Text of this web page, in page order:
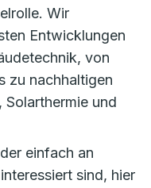
Wir
Entwicklungen
von
zu nachhaltigen
und
einfach an
sind, hier